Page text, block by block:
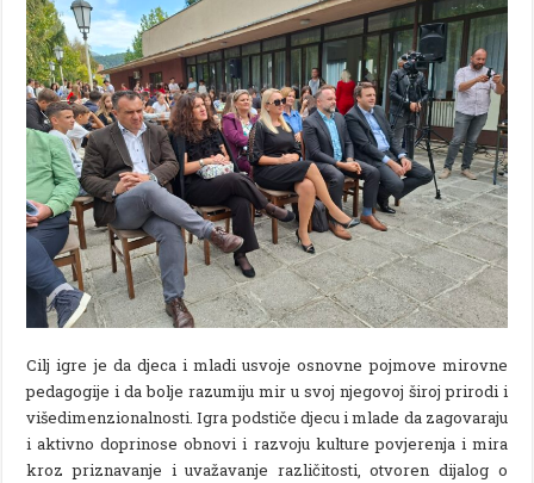
Cilj igre je da djeca i mladi usvoje osnovne pojmove mirovne
pedagogije i da bolje razumiju mir u svoj njegovoj široj prirodi i
višedimenzionalnosti. Igra podstiče djecu i mlade da zagovaraju
i aktivno doprinose obnovi i razvoju kulture povjerenja i mira
kroz priznavanje i uvažavanje različitosti, otvoren dijalog o